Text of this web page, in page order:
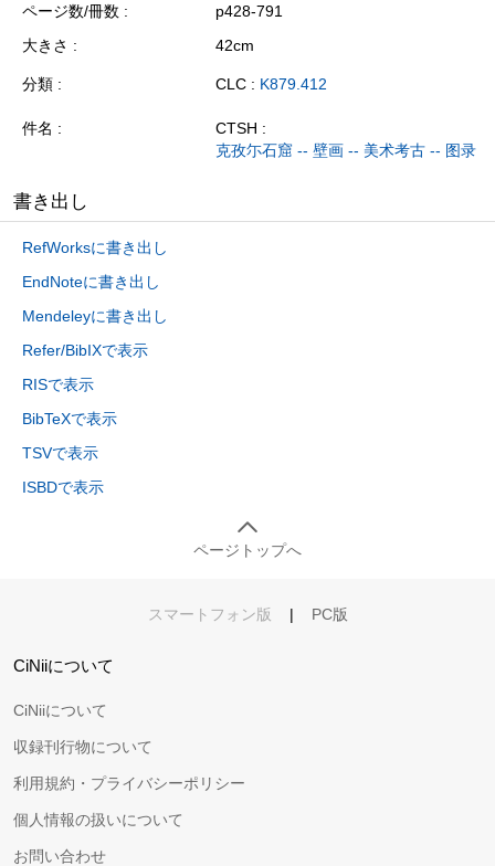
ページ数/冊数
p428-791
大きさ
42cm
分類 CLC : K879.412
件名
CTSH :
克孜尓石窟 -- 壁画 -- 美术考古 -- 图录
書き出し
RefWorksに書き出し
EndNoteに書き出し
Mendeleyに書き出し
Refer/BibIXで表示
RISで表示
BibTeXで表示
TSVで表示
ISBDで表示
ページトップへ
スマートフォン版 | PC版
CiNiiについて
CiNiiについて
収録刊行物について
利用規約・プライバシーポリシー
個人情報の扱いについて
お問い合わせ